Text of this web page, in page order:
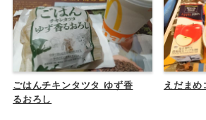
ごはんチキンタツタ ゆず香
るおろし
えだまめ